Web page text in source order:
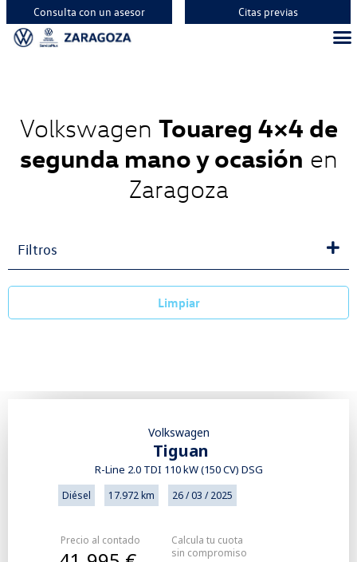
Consulta con un asesor Citas previas
Volkswagen Touareg 4×4 de
segunda mano y ocasión en
Zaragoza
Filtros
Limpiar
Volkswagen
Tiguan
R-Line 2.0 TDI 110 kW (150 CV) DSG
Diésel 17.972 km 26 / 03 / 2025
Precio al contado
Calcula tu cuota
sin compromiso